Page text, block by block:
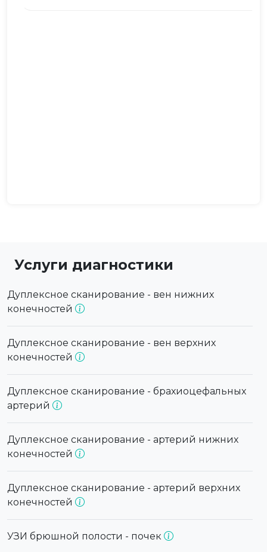
Услуги диагностики
Дуплексное сканирование - вен нижних
конечностей
Дуплексное сканирование - вен верхних
конечностей
Дуплексное сканирование - брахиоцефальных
артерий
Дуплексное сканирование - артерий нижних
конечностей
Дуплексное сканирование - артерий верхних
конечностей
УЗИ брюшной полости - почек